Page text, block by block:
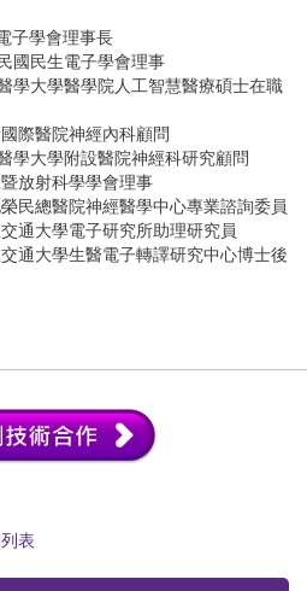
子學會理事長
國民生電子學會理事
學大學醫學院人工智慧醫療碩士在職
際醫院神經內科顧問
學大學附設醫院神經科研究顧問
放射科學學會理事
民總醫院神經醫學中心專業諮詢委員
通大學電子研究所助理研究員
通大學生醫電子轉譯研究中心博士後
表